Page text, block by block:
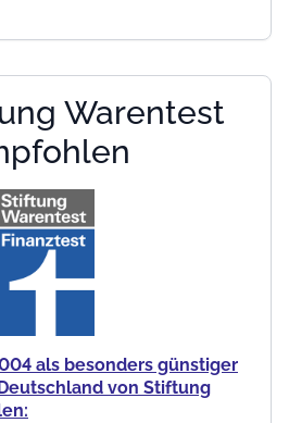
Warentest
als besonders günstiger
von Stiftung